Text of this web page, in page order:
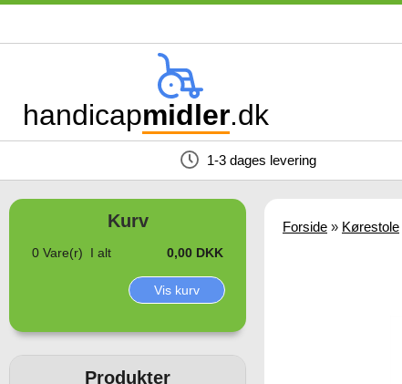
handicapmidler.dk
1-3 dages levering
0 Vare(r) I alt 0,00 DKK
Vis kurv
Produkter
Forside » Kørestole